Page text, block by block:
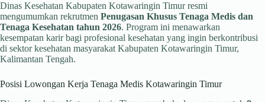
Dinas Kesehatan Kabupaten Kotawaringin Timur resmi
mengumumkan rekrutmen Penugasan Khusus Tenaga Medis dan
Tenaga Kesehatan tahun 2026. Program ini menawarkan
kesempatan karir bagi profesional kesehatan yang ingin berkontribusi
di sektor kesehatan masyarakat Kabupaten Kotawaringin Timur,
Kalimantan Tengah.
Posisi Lowongan Kerja Tenaga Medis Kotawaringin Timur